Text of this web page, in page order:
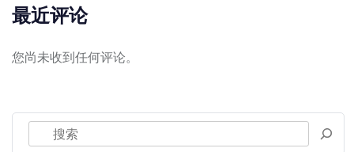
最近评论
您尚未收到任何评论。